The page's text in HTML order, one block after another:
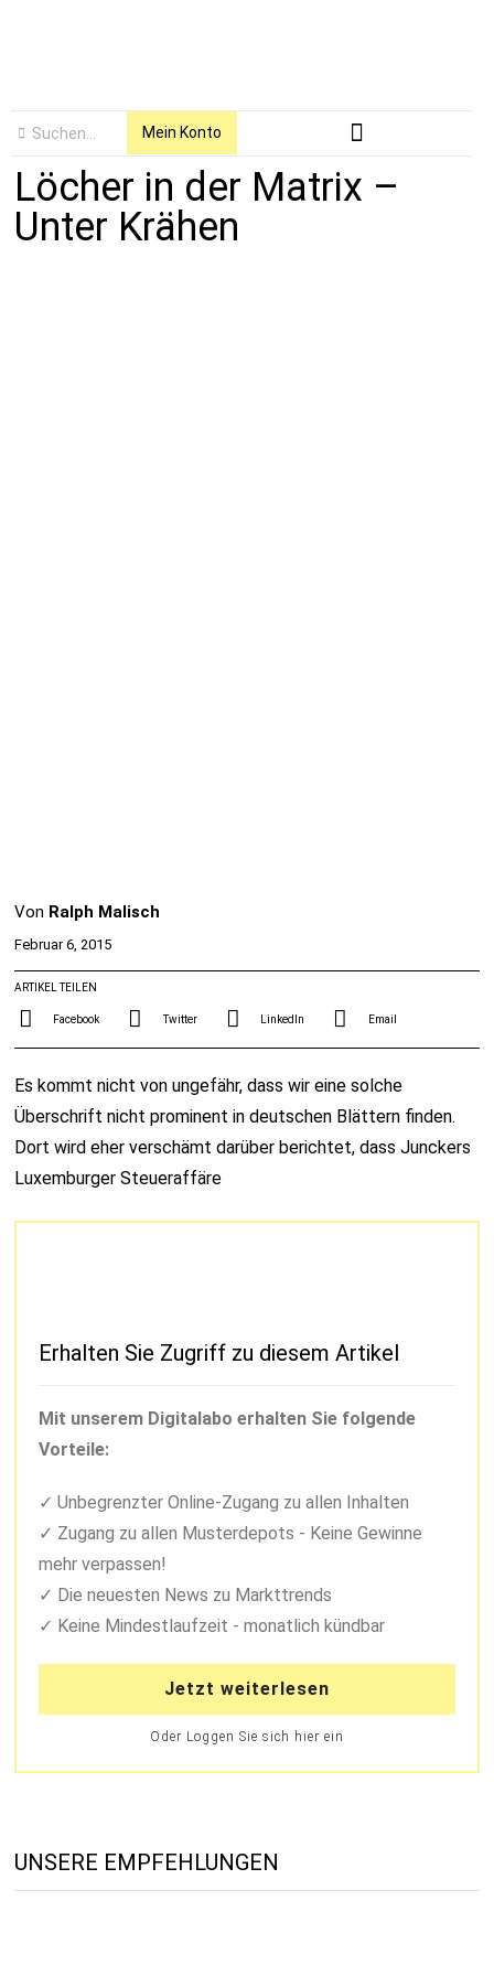
Mein Konto
Löcher in der Matrix –
Unter Krähen
Von Ralph Malisch
Februar 6, 2015
ARTIKEL TEILEN
Facebook Twitter LinkedIn Email
Es kommt nicht von ungefähr, dass wir eine solche
Überschrift nicht prominent in deutschen Blättern finden.
Dort wird eher verschämt darüber berichtet, dass Junckers
Luxemburger Steueraffäre
Erhalten Sie Zugriff zu diesem Artikel
Mit unserem Digitalabo erhalten Sie folgende
Vorteile:
Unbegrenzter Online-Zugang zu allen Inhalten
Zugang zu allen Musterdepots - Keine Gewinne
mehr verpassen!
Die neuesten News zu Markttrends
Keine Mindestlaufzeit - monatlich kündbar
Jetzt weiterlesen
Oder Loggen Sie sich hier ein
UNSERE EMPFEHLUNGEN